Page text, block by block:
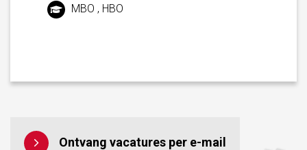
MBO , HBO
Ontvang vacatures per e-mail